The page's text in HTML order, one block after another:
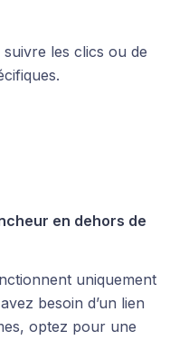
suivre les clics ou de
en dehors de
uniquement
besoin d’un lien
optez pour une